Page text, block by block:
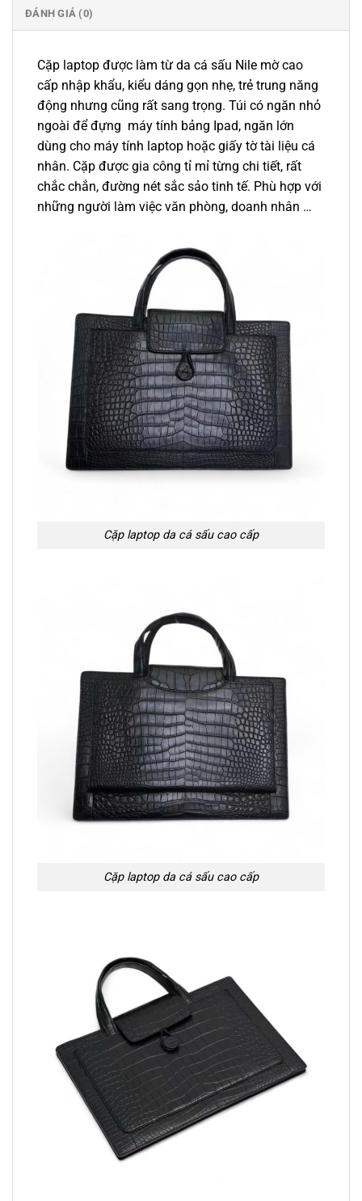
ĐÁNH GIÁ (0)
Cặp laptop được làm từ da cá sấu Nile mờ cao
cấp nhập khẩu, kiểu dáng gọn nhẹ, trẻ trung năng
động nhưng cũng rất sang trọng. Túi có ngăn nhỏ
ngoài để đựng máy tính bảng Ipad, ngăn lớn
dùng cho máy tính laptop hoặc giấy tờ tài liệu cá
nhân. Cặp được gia công tỉ mỉ từng chi tiết, rất
chắc chắn, đường nét sắc sảo tinh tế. Phù hợp với
những người làm việc văn phòng, doanh nhân …
Cặp laptop da cá sấu cao cấp
Cặp laptop da cá sấu cao cấp